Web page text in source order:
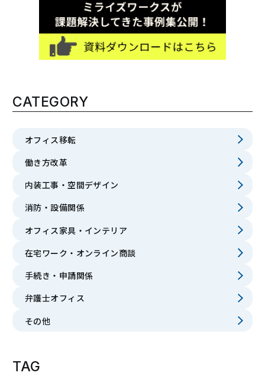
CATEGORY
オフィス移転
働き方改革
内装工事・空間デザイン
消防・設備関係
オフィス家具・インテリア
在宅ワーク・オンライン商談
手続き・申請関係
弁護士オフィス
その他
TAG